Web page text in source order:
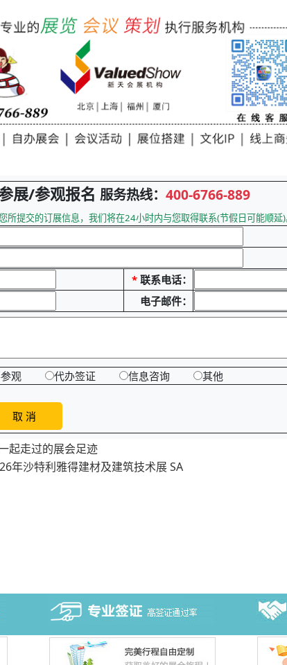
展/参观报名 服务热线： 400-6766-889
所提交的订展信息，我们将在24小时内与您取得联系(节假日可能顺延)
* 联系电话：
电子邮件：
观 代办签证 信息咨询 其他
起走过的展会足迹
年沙特利雅得建材及建筑技术展 SA